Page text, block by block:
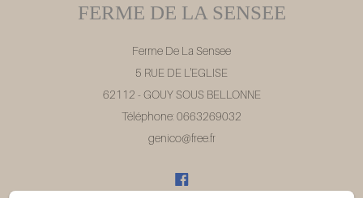
FERME DE LA SENSEE
Ferme De La Sensee
5 RUE DE L'EGLISE
62112 - GOUY SOUS BELLONNE
Téléphone: 0663269032
genico@free.fr